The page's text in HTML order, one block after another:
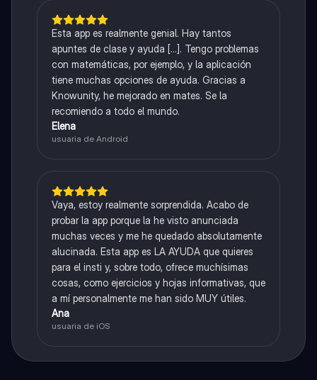
Esta app es realmente genial. Hay tantos
apuntes de clase y ayuda [...]. Tengo problemas
con matemáticas, por ejemplo, y la aplicación
tiene muchas opciones de ayuda. Gracias a
Knowunity, he mejorado en mates. Se la
recomiendo a todo el mundo.
Elena
usuaria de Android
Vaya, estoy realmente sorprendida. Acabo de
probar la app porque la he visto anunciada
muchas veces y me he quedado absolutamente
alucinada. Esta app es LA AYUDA que quieres
para el insti y, sobre todo, ofrece muchísimas
cosas, como ejercicios y hojas informativas, que
a mí personalmente me han sido MUY útiles.
Ana
usuaria de iOS